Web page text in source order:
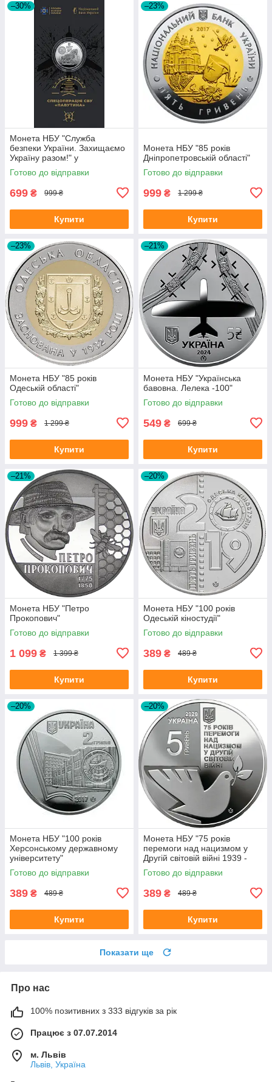
–30%
Монета НБУ "Служба
безпеки України. Захищаємо
Україну разом!" у
сувенірному пакованні
Готово до відправки
699 ₴ 999 ₴
Купити
–23%
Монета НБУ "85 років
Дніпропетровській області"
Готово до відправки
999 ₴ 1 299 ₴
Купити
–23%
Монета НБУ "85 років
Одеській області"
Готово до відправки
999 ₴ 1 299 ₴
Купити
–21%
Монета НБУ "Українська
бавовна. Лелека -100"
Готово до відправки
549 ₴ 699 ₴
Купити
–21%
Монета НБУ "Петро
Прокопович"
Готово до відправки
1 099 ₴ 1 399 ₴
Купити
–20%
Монета НБУ "100 років
Одеській кіностудії"
Готово до відправки
389 ₴ 489 ₴
Купити
–20%
Монета НБУ "100 років
Херсонському державному
університету"
Готово до відправки
389 ₴ 489 ₴
Купити
–20%
Монета НБУ "75 років
перемоги над нацизмом у
Другій світовій війні 1939 -
1945 років"
Готово до відправки
389 ₴ 489 ₴
Купити
Показати ще
Про нас
100% позитивних з 333 відгуків за рік
Працює з 07.07.2014
м. Львів
Львів, Україна